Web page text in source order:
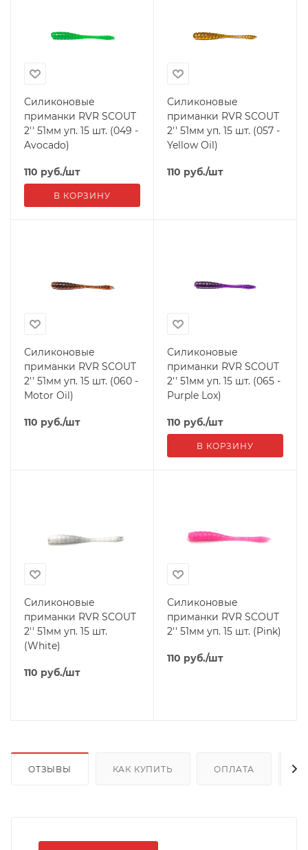
Силиконовые
приманки RVR SCOUT
2'' 51мм уп. 15 шт. (049 -
Avocado)
110 руб./шт
В КОРЗИНУ
Силиконовые
приманки RVR SCOUT
2'' 51мм уп. 15 шт. (057 -
Yellow Oil)
110 руб./шт
Силиконовые
приманки RVR SCOUT
2'' 51мм уп. 15 шт. (060 -
Motor Oil)
110 руб./шт
Силиконовые
приманки RVR SCOUT
2'' 51мм уп. 15 шт. (065 -
Purple Lox)
110 руб./шт
В КОРЗИНУ
Силиконовые
приманки RVR SCOUT
2'' 51мм уп. 15 шт.
(White)
110 руб./шт
Силиконовые
приманки RVR SCOUT
2'' 51мм уп. 15 шт. (Pink)
110 руб./шт
ОТЗЫВЫ КАК КУПИТЬ ОПЛАТА